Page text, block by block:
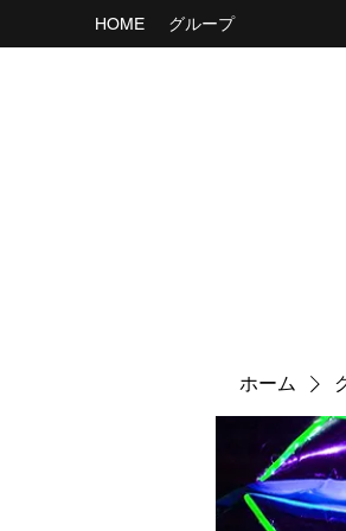
HOME グループ
ホーム